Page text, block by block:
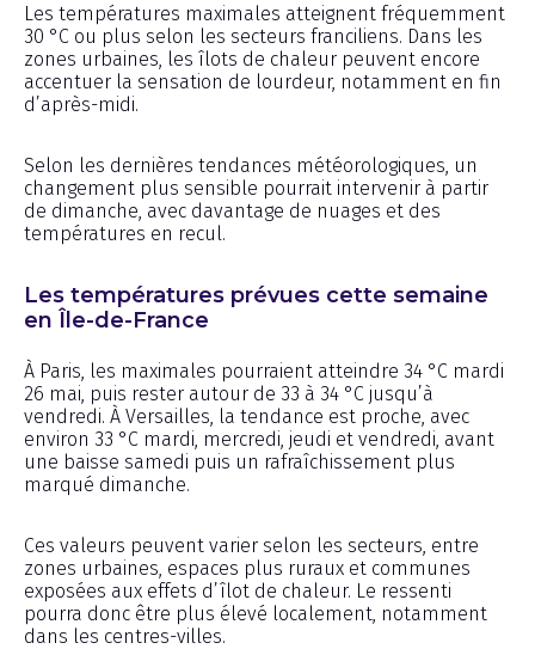
Les températures maximales atteignent fréquemment
30 °C ou plus selon les secteurs franciliens. Dans les
zones urbaines, les îlots de chaleur peuvent encore
accentuer la sensation de lourdeur, notamment en fin
d’après-midi.
Selon les dernières tendances météorologiques, un
changement plus sensible pourrait intervenir à partir
de dimanche, avec davantage de nuages et des
températures en recul.
Les températures prévues cette semaine
en Île-de-France
À Paris, les maximales pourraient atteindre 34 °C mardi
26 mai, puis rester autour de 33 à 34 °C jusqu’à
vendredi. À Versailles, la tendance est proche, avec
environ 33 °C mardi, mercredi, jeudi et vendredi, avant
une baisse samedi puis un rafraîchissement plus
marqué dimanche.
Ces valeurs peuvent varier selon les secteurs, entre
zones urbaines, espaces plus ruraux et communes
exposées aux effets d’îlot de chaleur. Le ressenti
pourra donc être plus élevé localement, notamment
dans les centres-villes.